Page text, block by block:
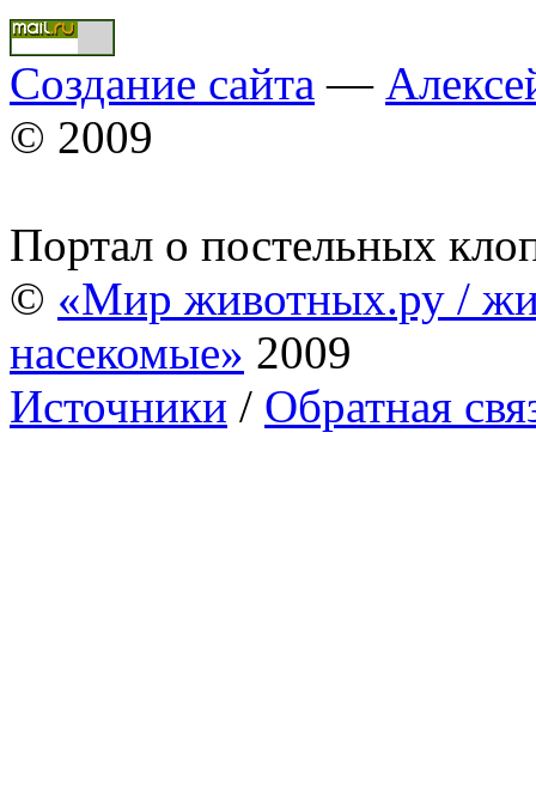
Создание сайта —
© 2009
Портал о постельных
© «Мир животных.ру /
насекомые» 2009
Источники / Обратная